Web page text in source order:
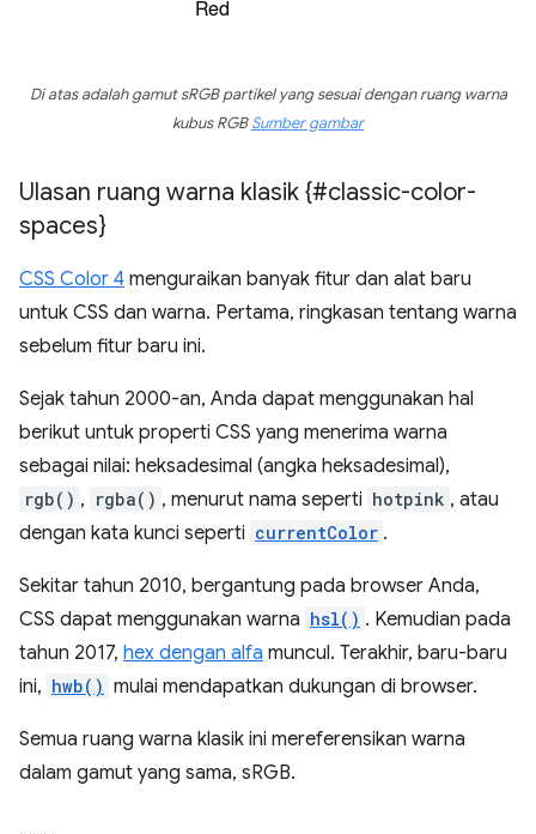
Di atas adalah gamut sRGB partikel yang sesuai dengan ruang warna
kubus RGBSumber gambar
Ulasan ruang warna klasik {#classic-color-
spaces}
CSS Color 4 menguraikan banyak fitur dan alat baru
untuk CSS dan warna. Pertama, ringkasan tentang warna
sebelum fitur baru ini.
Sejak tahun 2000-an, Anda dapat menggunakan hal
berikut untuk properti CSS yang menerima warna
sebagai nilai: heksadesimal (angka heksadesimal),
rgb() , rgba() , menurut nama seperti hotpink , atau
dengan kata kunci seperti currentColor .
Sekitar tahun 2010, bergantung pada browser Anda,
CSS dapat menggunakan warna hsl() . Kemudian pada
tahun 2017, hex dengan alfa muncul. Terakhir, baru-baru
ini, hwb() mulai mendapatkan dukungan di browser.
Semua ruang warna klasik ini mereferensikan warna
dalam gamut yang sama, sRGB.